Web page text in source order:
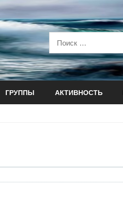
ГРУППЫ АКТИВНОСТЬ